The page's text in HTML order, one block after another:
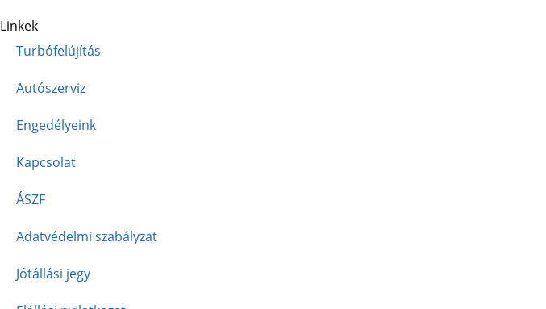
Linkek
Turbófelújítás
Autószerviz
Engedélyeink
Kapcsolat
ÁSZF
Adatvédelmi szabályzat
Jótállási jegy